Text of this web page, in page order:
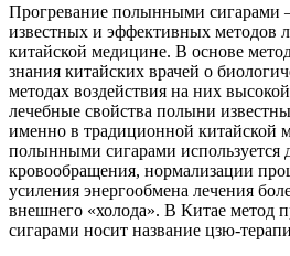
Прогревание полынными сигарами
известных и эффективных методов
китайской медицине. В основе
знания китайских врачей о
методах воздействия на них
лечебные свойства полыни
именно в традиционной китайской
полынными сигарами используется
кровообращения, нормализации
усиления энергообмена лечения
внешнего «холода». В Китае метод
сигарами носит название цзю-